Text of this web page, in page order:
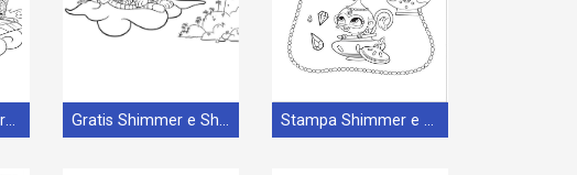
Shimmer e Shine Gratis Stampabile Gratis Shimmer e Shine per Bimbi Stampa Shimmer e Shine